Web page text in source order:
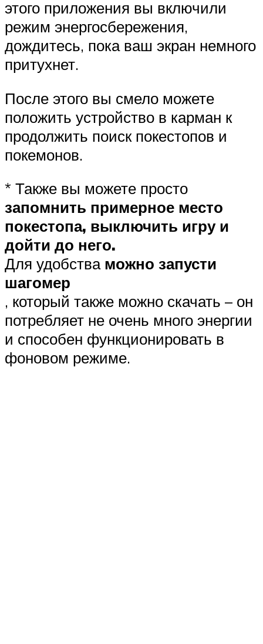
этого приложения вы включили
режим энергосбережения,
дождитесь, пока ваш экран немного
притухнет.
После этого вы смело можете
положить устройство в карман к
продолжить поиск покестопов и
покемонов.
* Также вы можете просто
запомнить примерное место
покестопа, выключить игру и
дойти до него.
Для удобства можно запусти
шагомер
, который также можно скачать – он
потребляет не очень много энергии
и способен функционировать в
фоновом режиме.